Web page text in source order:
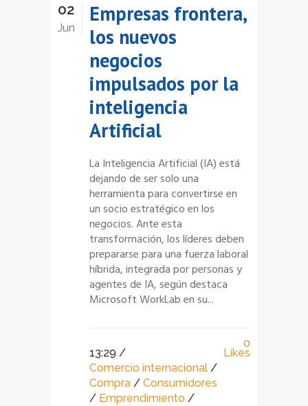
02
Jun
Empresas frontera,
los nuevos
negocios
impulsados por la
inteligencia
Artificial
La Inteligencia Artificial (IA) está
dejando de ser solo una
herramienta para convertirse en
un socio estratégico en los
negocios. Ante esta
transformación, los líderes deben
prepararse para una fuerza laboral
híbrida, integrada por personas y
agentes de IA, según destaca
Microsoft WorkLab en su...
13:29 /
Comercio internacional /
Compra / Consumidores
/ Emprendimiento /
0
Likes